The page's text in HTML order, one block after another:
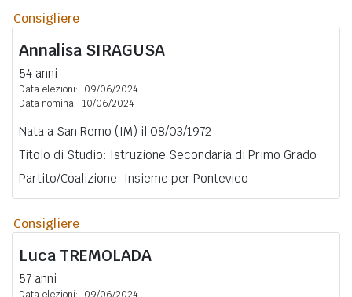
Consigliere
Annalisa SIRAGUSA
54 anni
Data elezioni:
09/06/2024
Data nomina: 10/06/2024
Nata a San Remo (IM) il 08/03/1972
Titolo di Studio: Istruzione Secondaria di Primo Grado
Partito/Coalizione: Insieme per Pontevico
Consigliere
Luca TREMOLADA
57 anni
Data elezioni:
09/06/2024